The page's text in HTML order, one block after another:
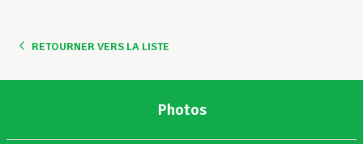
RETOURNER VERS LA LISTE
Photos